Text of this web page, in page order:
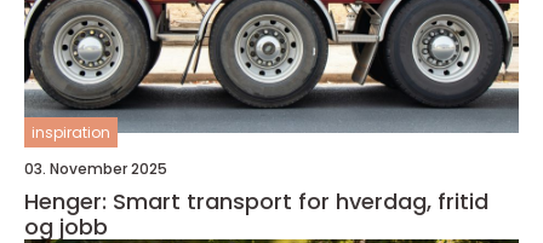
inspiration
03. November 2025
Henger: Smart transport for hverdag, fritid
og jobb